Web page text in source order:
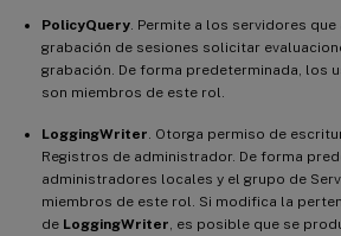
PolicyQuery . Permite a los servidores
grabación de sesiones solicitar
grabación. De forma predeterminada, los
son miembros de este rol.
LoggingWriter . Otorga permiso de
Registros de administrador. De forma
administradores locales y el grupo de
miembros de este rol. Si modifica la
de LoggingWriter , es posible que se